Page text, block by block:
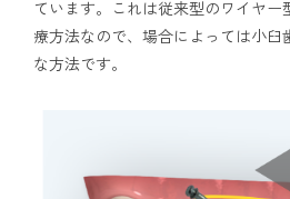
ています。これは従来型のワイヤ
療方法なので、場合によっては小臼
な方法です。